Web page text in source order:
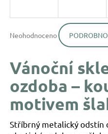
hodnocení
0,0
5
hvězdiček.
Neohodnoceno
Vánoční
ozdoba –
motivem
Stříbrný metalický odstín
í
?